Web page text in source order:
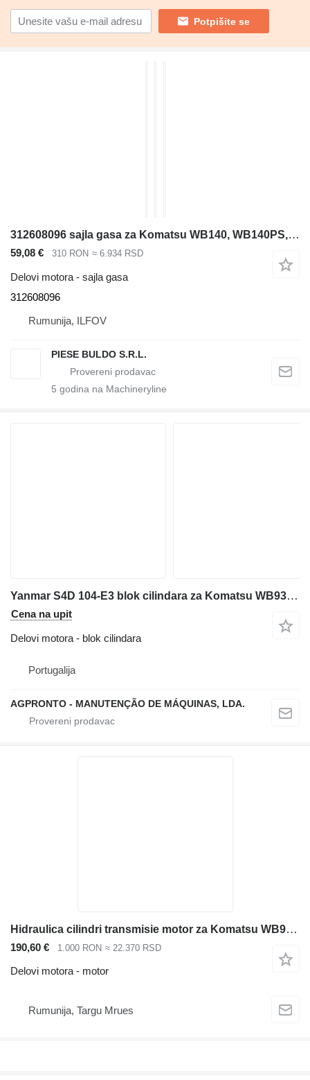
Potpišite se
312608096 sajla gasa za Komatsu WB140, WB140PS, WB150, WB150AWS, WB150PS, WB91R, WB93R, WB97R, WB97S bagera-utovarivača
59,08 € 310 RON ≈ 6.934 RSD
Delovi motora - sajla gasa
312608096
Rumunija, ILFOV
PIESE BULDO S.R.L.
5 godina na Machineryline
Yanmar S4D 104-E3 blok cilindara za Komatsu WB93-R5 bagera-utovarivača po rezervnim delovima
Cena na upit
Delovi motora - blok cilindara
Portugalija
AGPRONTO - MANUTENÇÃO DE MÁQUINAS, LDA.
Hidraulica cilindri transmisie motor za Komatsu WB93 WB97 bagera-utovarivača po rezervnim delovima
190,60 € 1.000 RON ≈ 22.370 RSD
Delovi motora - motor
Rumunija, Targu Mrues